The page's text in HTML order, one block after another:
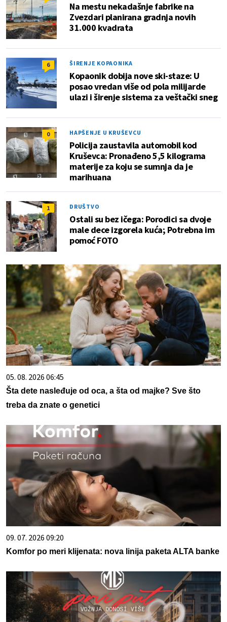
Na mestu nekadašnje fabrike na
Zvezdari planirana gradnja novih
31.000 kvadrata
6 ŠIRENJE KOPAONIKA
Kopaonik dobija nove ski-staze: U
posao vredan više od pola milijarde
ulazi i širenje sistema za veštački sneg
0 HAPŠENJE U KRUŠEVCU
Policija zaustavila automobil kod
Kruševca: Pronađeno 5,5 kilograma
materije za koju se sumnja da je
marihuana
1 DRUŠTVO
Ostali su bez ičega: Porodici sa dvoje
male dece izgorela kuća; Potrebna im
pomoć FOTO
05. 08. 2026 06:45
Šta dete nasleđuje od oca, a šta od majke? Sve što
treba da znate o genetici
09. 07. 2026 09:20
Komfor po meri klijenata: nova linija paketa ALTA banke